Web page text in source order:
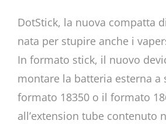
DotStick, la nuova compatta
nata per stupire anche i
In formato stick, il nuovo
montare la batteria esterna a
formato 18350 o il formato
all’extension tube contenuto